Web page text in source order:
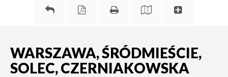
WARSZAWA, ŚRÓDMIEŚCIE,
SOLEC, CZERNIAKOWSKA